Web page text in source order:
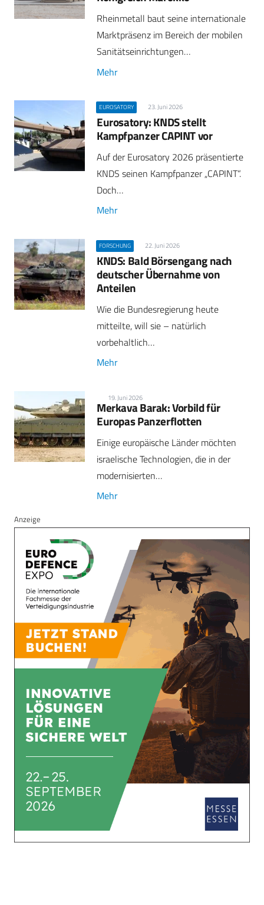
Rheinmetall baut seine internationale
Marktpräsenz im Bereich der mobilen
Sanitätseinrichtungen…
Mehr
EUROSATORY 23. Juni 2026
Eurosatory: KNDS stellt
Kampfpanzer CAPINT vor
Auf der Eurosatory 2026 präsentierte
KNDS seinen Kampfpanzer „CAPINT“.
Doch…
Mehr
FORSCHUNG 22. Juni 2026
KNDS: Bald Börsengang nach
deutscher Übernahme von
Anteilen
Wie die Bundesregierung heute
mitteilte, will sie – natürlich
vorbehaltlich…
Mehr
19. Juni 2026
Merkava Barak: Vorbild für
Europas Panzerflotten
Einige europäische Länder möchten
israelische Technologien, die in der
modernisierten…
Mehr
Anzeige